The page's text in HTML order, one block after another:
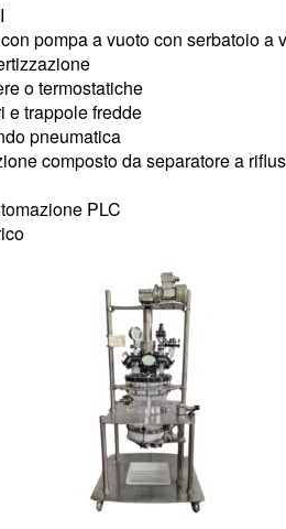
pompa a vuoto con serbatoio a
o termostatiche
e trappole fredde
pneumatica
composto da separatore a
PLC